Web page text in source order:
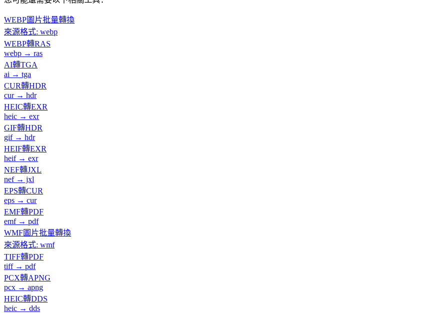
WEBP圖片批量轉換
來源格式: webp
WEBP轉RAS
webp → ras
AI轉TGA
ai → tga
CUR轉HDR
cur → hdr
HEIC轉EXR
heic → exr
GIF轉HDR
gif → hdr
HEIF轉EXR
heif → exr
NEF轉JXL
nef → jxl
EPS轉CUR
eps → cur
EMF轉PDF
emf → pdf
WMF圖片批量轉換
來源格式: wmf
TIFF轉PDF
tiff → pdf
PCX轉APNG
pcx → apng
HEIC轉DDS
heic → dds